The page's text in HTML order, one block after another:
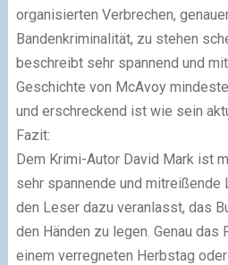
organisierten Verbrechen,
Bandenkriminalität, zu stehen
beschreibt sehr spannend und
Geschichte von McAvoy
und erschreckend ist wie sein
Fazit:
Dem Krimi-Autor David Mark ist
sehr spannende und mitreißende
den Leser dazu veranlasst, das
den Händen zu legen. Genau das
einem verregneten Herbstag